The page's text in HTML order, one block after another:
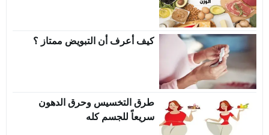
كيف أعرف أن التبويض ممتاز ؟
طرق التخسيس وحرق الدهون
سريعاً للجسم كله